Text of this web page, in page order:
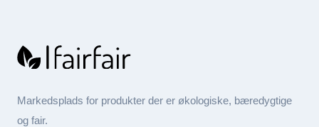
Markedsplads for produkter der er økologiske, bæredygtige
og fair.